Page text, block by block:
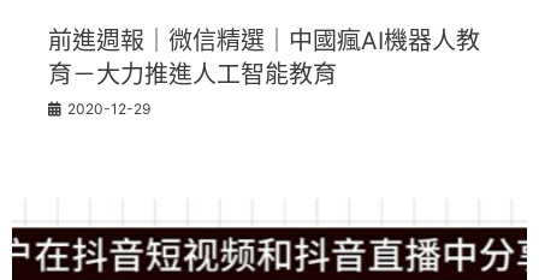
前進週報｜微信精選｜中國瘋AI機器人教
育－大力推進人工智能教育
2020-12-29